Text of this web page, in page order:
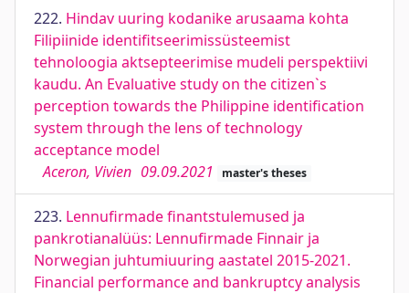
222. Hindav uuring kodanike arusaama kohta
Filipiinide identifitseerimissüsteemist
tehnoloogia aktsepteerimise mudeli perspektiivi
kaudu. An Evaluative study on the citizen`s
perception towards the Philippine identification
system through the lens of technology
acceptance model
Aceron, Vivien 09.09.2021 master's theses
223. Lennufirmade finantstulemused ja
pankrotianalüüs: Lennufirmade Finnair ja
Norwegian juhtumiuuring aastatel 2015-2021.
Financial performance and bankruptcy analysis